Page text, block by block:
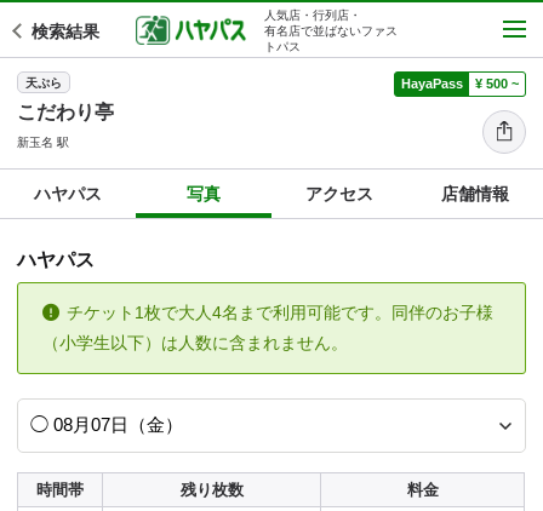
検索結果
人気店・行列店・
有名店で並ばないファス
トパス
天ぷら
こだわり亭
新玉名 駅
HayaPass ¥ 500 ~
ハヤパス 写真 アクセス 店舗情報
ハヤパス
チケット1枚で大人4名まで利用可能です。同伴のお子様
（小学生以下）は人数に含まれません。
時間帯 残り枚数 料金